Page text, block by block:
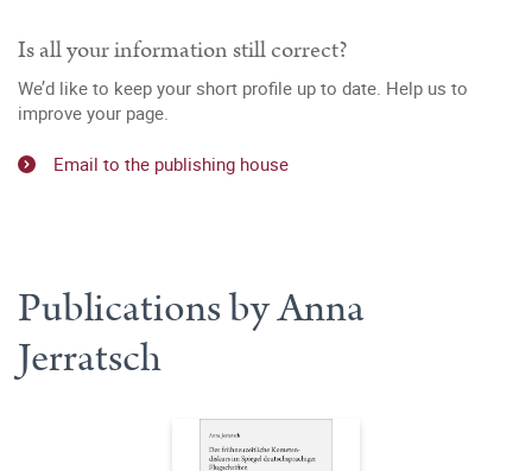
Is all your information still correct?
We’d like to keep your short profile up to date. Help us to
improve your page.
Email to the publishing house
Publications by Anna
Jerratsch